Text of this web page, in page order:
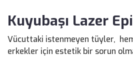
Kuyubaşı Lazer
Vücuttaki istenmeyen tüyler,
erkekler için estetik bir sorun